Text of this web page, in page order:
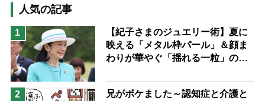
猫が母になつきません
息子の遠距離介護サバイバル術
兄がボケました
便利なサービス
予防法
人気の記事
1
【紀子さまのジュエリー術】夏に
映える「メタル枠パール」＆顔ま
わりが華やぐ「揺れる一粒」の使
2
兄がボケました～認知症と介護と